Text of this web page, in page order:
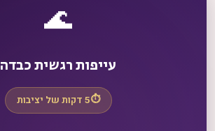
🌊
עייפות רגשית כבדה
⏱️5 דקות של יציבות